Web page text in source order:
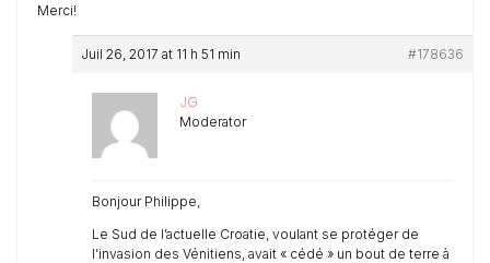
Merci!
Juil 26, 2017 at 11 h 51 min #178636
JG
Moderator
Bonjour Philippe,
Le Sud de l’actuelle Croatie, voulant se protéger de
l’invasion des Vénitiens, avait « cédé » un bout de terre à